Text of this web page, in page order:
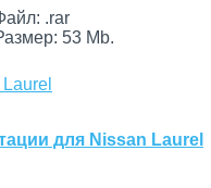
.rar
53 Mb.
для Nissan Laurel